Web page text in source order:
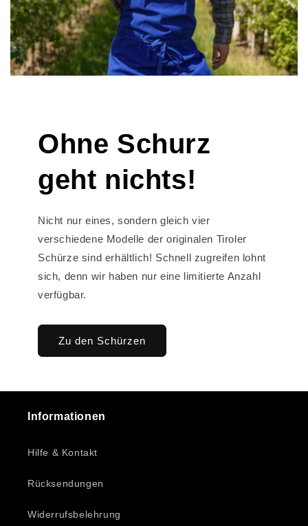
Ohne Schurz
geht nichts!
Nicht nur eines, sondern gleich vier
verschiedene Modelle der originalen Tiroler
Schürze sind erhältlich! Schnell zugreifen lohnt
sich, denn wir haben nur eine limitierte Anzahl
verfügbar.
Zu den Schürzen
Informationen
Hilfe & Kontakt
Rücksendungen
Widerrufsbelehrung